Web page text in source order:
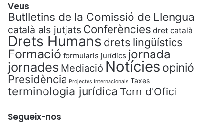
Veus
Butlletins de la Comissió de Llengua
català als jutjats Conferències dret català
Drets Humans drets lingüístics
Formació formularis jurídics jornada
jornades Mediació Notícies opinió
Presidència Projectes Internacionals Taxes
terminologia jurídica Torn d'Ofici
Segueix-nos